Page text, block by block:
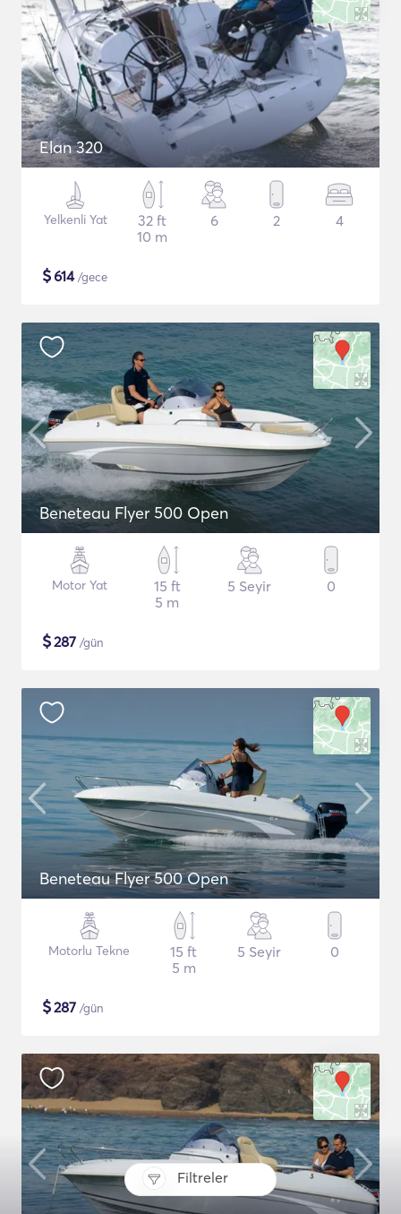
Filtreler
Elan 320
Yelkenli Yat
32 ft
10 m
6 2 4
$614/gece
Beneteau Flyer 500 Open
Motor Yat
15 ft
5 m
5 Seyir 0
$287 /gün
Beneteau Flyer 500 Open
Motorlu Tekne
15 ft
5 m
5 Seyir 0
$287 /gün